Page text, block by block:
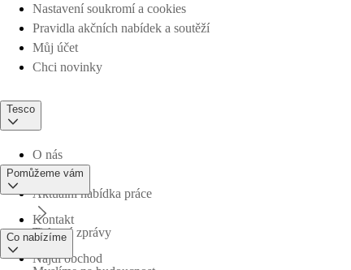
Nastavení soukromí a cookies
Pravidla akčních nabídek a soutěží
Můj účet
Chci novinky
Tesco
O nás
Aktuální nabídka práce
Tiskové zprávy
Pomůžeme vám
Kontakt
Najdi obchod
Co nabízíme